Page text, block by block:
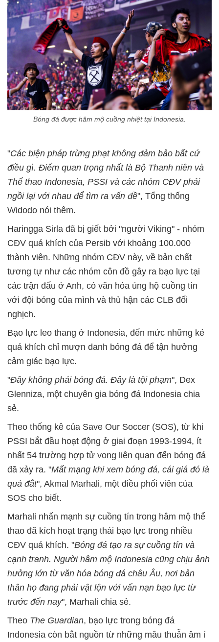
Bóng đá được hâm mộ cuồng nhiệt tại Indonesia.
"Các biện pháp trừng phạt không đảm bảo bất cứ
điều gì. Điểm quan trọng nhất là Bộ Thanh niên và
Thể thao Indonesia, PSSI và các nhóm CĐV phải
ngồi lại với nhau để tìm ra vấn đề", Tổng thống
Widodo nói thêm.
Haringga Sirla đã bị giết bởi "người Viking" - nhóm
CĐV quá khích của Persib với khoảng 100.000
thành viên. Những nhóm CĐV này, về bản chất
tương tự như các nhóm côn đồ gây ra bạo lực tại
các trận đấu ở Anh, có văn hóa ủng hộ cuồng tín
với đội bóng của mình và thù hận các CLB đối
nghịch.
Bạo lực leo thang ở Indonesia, đến mức những kẻ
quá khích chỉ mượn danh bóng đá để tận hưởng
cảm giác bạo lực.
"Đây không phải bóng đá. Đây là tội phạm", Dex
Glenniza, một chuyên gia bóng đá Indonesia chia
sẻ.
Theo thống kê của Save Our Soccer (SOS), từ khi
PSSI bắt đầu hoạt động ở giai đoạn 1993-1994, ít
nhất 54 trường hợp tử vong liên quan đến bóng đá
đã xảy ra. "Mất mạng khi xem bóng đá, cái giá đó là
quá đắt", Akmal Marhali, một điều phối viên của
SOS cho biết.
Marhali nhấn mạnh sự cuồng tín trong hâm mộ thể
thao đã kích hoạt trạng thái bạo lực trong nhiều
CĐV quá khích. "Bóng đá tạo ra sự cuồng tín và
cạnh tranh. Người hâm mộ Indonesia cũng chịu ảnh
hưởng lớn từ văn hóa bóng đá châu Âu, nơi bản
thân họ đang phải vật lộn với vấn nạn bạo lực từ
trước đến nay", Marhali chia sẻ.
Theo The Guardian, bạo lực trong bóng đá
Indonesia còn bắt nguồn từ những mâu thuẫn âm ỉ